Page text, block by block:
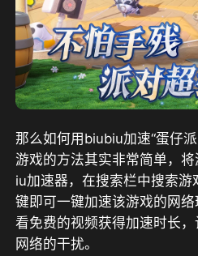
那么如何用biubiu加速“蛋仔
游戏的方法其实非常简单，
iu加速器，在搜索栏中搜索
键即可一键加速该游戏的网
看免费的视频获得加速时长
网络的干扰。